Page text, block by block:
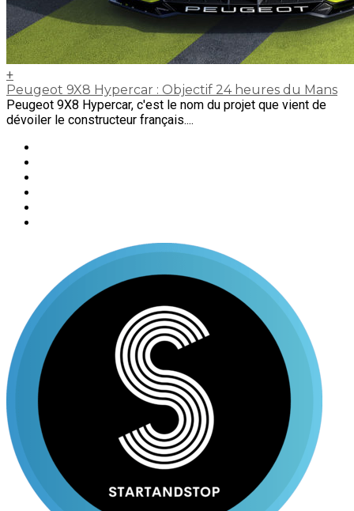
+
Peugeot 9X8 Hypercar : Objectif 24 heures du Mans
Peugeot 9X8 Hypercar, c'est le nom du projet que vient de
dévoiler le constructeur français....